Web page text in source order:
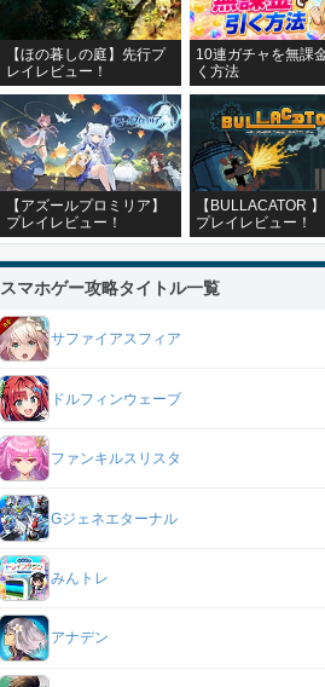
【ほの暮しの庭】先行プ
レイレビュー！
10連ガチャを無課
く方法
【アズールプロミリア】
プレイレビュー！
【BULLACATOR
プレイレビュー！
スマホゲー攻略タイトル一覧
サファイアスフィア
ドルフィンウェーブ
ファンキルスリスタ
Gジェネエターナル
みんトレ
アナデン